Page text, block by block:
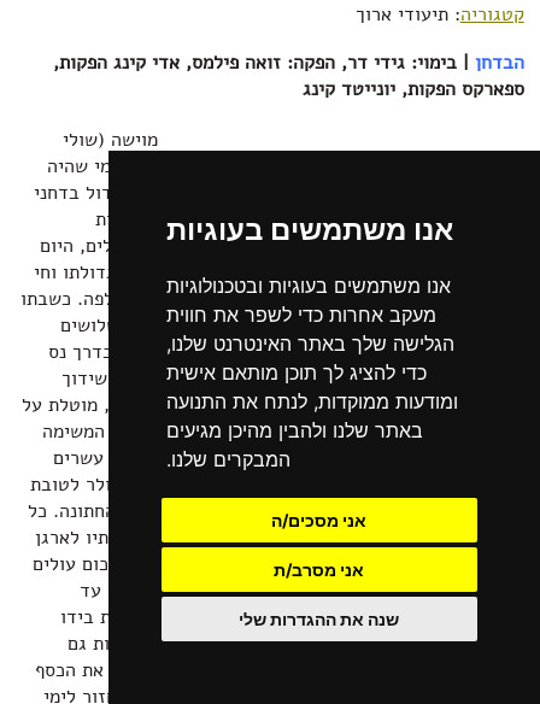
אנו משתמשים בעוגיות
אנו משתמשים בעוגיות ובטכנולוגיות
מעקב אחרות כדי לשפר את חווית
הגלישה שלך באתר האינטרנט שלנו,
כדי להציג לך תוכן מותאם אישית
ומודעות ממוקדות, לנתח את התנועה
באתר שלנו ולהבין מהיכן מגיעים
המבקרים שלנו.
אני מסכים/ה
אני מסרב/ת
שנה את ההגדרות שלי
קטגוריה: תיעודי ארוך
הבדחן | בימוי: גידי דר, הפקה: זואה פילמס, אדי קינג הפקות,
ספארקס הפקות, יונייטד קינג
מוישה (שולי
רנד), מי שהיה
פעם גדול בדחני
החתונות
בירושלים, היום
ירד מגדולתו וחי
מהיד לפה. כשבתו
בת השלושים
ואחת בדרך נס
זוכה לשידוך
מוצלח, מוטלת על
מוישה המשימה
להביא עשרים
אלף דולר לטובת
צרכי החתונה. כל
ניסיונותיו לארגן
את הסכום עולים
בתוהו, עד
שנקרית בידו
הזדמנות גם
להשיג את הכסף
וגם לחזור לימי